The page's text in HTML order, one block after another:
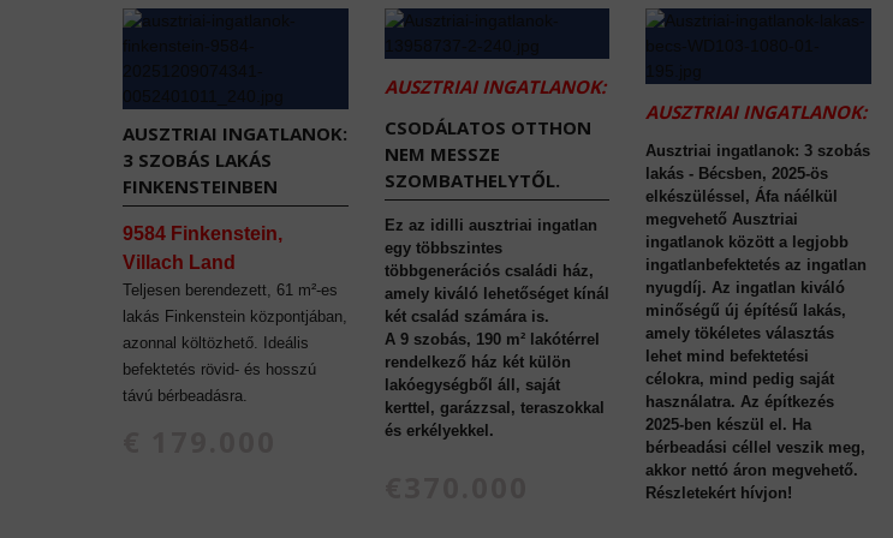
AUSZTRIAI INGATLANOK:
3 SZOBÁS LAKÁS
FINKENSTEINBEN
9584 Finkenstein,
Villach Land
Teljesen berendezett, 61 m²-es
lakás Finkenstein központjában,
azonnal költözhető. Ideális
befektetés rövid- és hosszú
távú bérbeadásra.
AUSZTRIAI INGATLANOK:
CSODÁLATOS OTTHON
NEM MESSZE
SZOMBATHELYTŐL.
Ez az idilli ausztriai ingatlan
egy többszintes
többgenerációs családi ház,
amely kiváló lehetőséget kínál
két család számára is.
A 9 szobás, 190 m² lakótérrel
rendelkező ház két külön
lakóegységből áll, saját
kerttel, garázzsal, teraszokkal
és erkélyekkel.
AUSZTRIAI INGATLANOK:
Ausztriai ingatlanok: 3 szobás
lakás - Bécsben, 2025-ös
elkészüléssel, Áfa náélkül
megvehető Ausztriai
ingatlanok között a legjobb
ingatlanbefektetés az ingatlan
nyugdíj. Az ingatlan kiváló
minőségű új építésű lakás,
amely tökéletes választás
lehet mind befektetési
célokra, mind pedig saját
használatra. Az építkezés
2025-ben készül el. Ha
bérbeadási céllel veszik meg,
akkor nettó áron megvehető.
Részletekért hívjon!